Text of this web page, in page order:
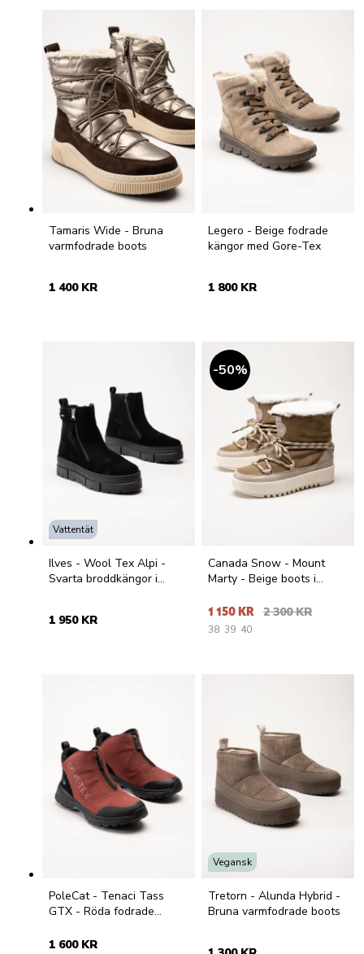
Tamaris Wide - Bruna
varmfodrade boots
1 400 KR
Legero - Beige fodrade
kängor med Gore-Tex
1 800 KR
Vattentät
Ilves - Wool Tex Alpi -
Svarta broddkängor i
1 950 KR
50%
Canada Snow - Mount
Marty - Beige boots i
1 150 KR 2 300 KR
38 39 40
PoleCat - Tenaci Tass
GTX - Röda fodrade
1 600 KR
Vegansk
Tretorn - Alunda Hybrid -
Bruna varmfodrade boots